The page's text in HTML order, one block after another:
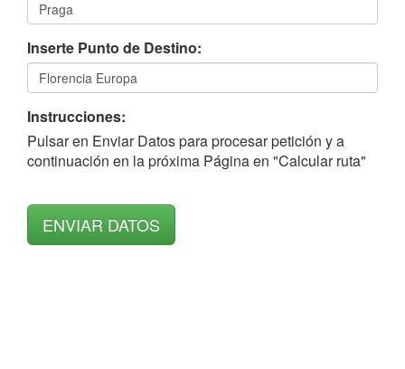
Inserte Punto de Destino:
Instrucciones:
Pulsar en Enviar Datos para procesar petición y a
continuación en la próxima Página en "Calcular ruta"